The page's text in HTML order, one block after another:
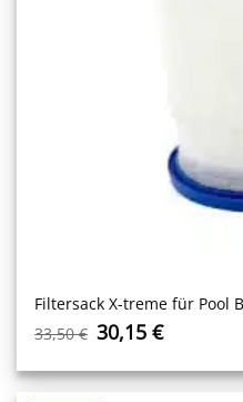
Filtersack X-treme für Pool
33,50€ Ursprünglicher
Preis
war:
33,50 €
30,15€Aktueller
ist:
30,15 €.